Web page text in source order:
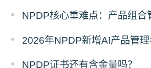
NPDP核心重难点：产品组合
2026年NPDP新增AI产品管
NPDP证书还有含金量吗？